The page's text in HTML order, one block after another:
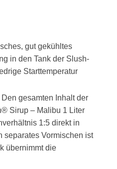
gut gekühltes
in den Tank der Slush-
Starttemperatur
Den gesamten Inhalt der
Sirup – Malibu 1 Liter
1:5 direkt in
separates Vormischen ist
übernimmt die